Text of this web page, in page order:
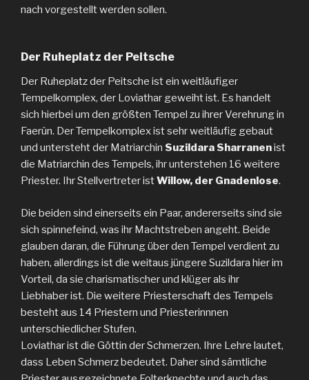
nach vorgestellt werden sollen.
Der Ruheplatz der Peitsche
Der Ruheplatz der Peitsche ist ein weitläufiger
Tempelkomplex, der Loviathar geweiht ist. Es handelt
sich hierbei um den größten Tempel zu ihrer Verehrung in
Faerûn. Der Tempelkomplex ist sehr weitläufig gebaut
und untersteht der Matriarchin Suzildara Sharranenist
die Matriarchin des Tempels, ihr unterstehen 16 weitere
Priester. Ihr Stellvertreter istWillow, der Gnadenlose.
Die beiden sind einerseits ein Paar, andererseits sind sie
sich spinnefeind, was ihr Machtstreben angeht. Beide
glauben daran, die Führung über den Tempel verdient zu
haben, allerdings ist die weitaus jüngere Suzildara hier im
Vorteil, da sie charismatischer und klüger als ihr
Liebhaber ist. Die weitere Priesterschaft des Tempels
besteht aus 14 Priestern und Priesterinnnen
unterschiedlicher Stufen.
Loviathar ist die Göttin der Schmerzen. Ihre Lehre lautet,
dass Leben Schmerz bedeutet. Daher sind sämtliche